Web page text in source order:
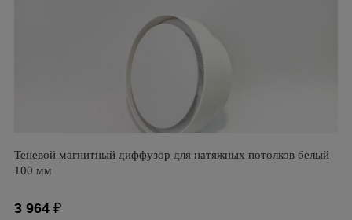
Теневой магнитный диффузор для натяжных потолков белый
100 мм
3 964 ₽